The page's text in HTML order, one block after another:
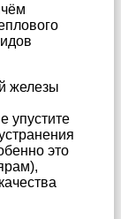
железы
упустите
это